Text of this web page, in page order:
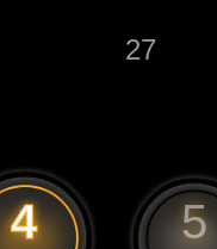
27
4 5